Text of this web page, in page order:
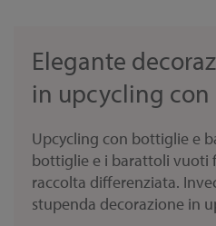
Elegante
in upcycling
Upcycling con bottiglie e
bottiglie e i barattoli vuoti
raccolta differenziata.
stupenda decorazione in